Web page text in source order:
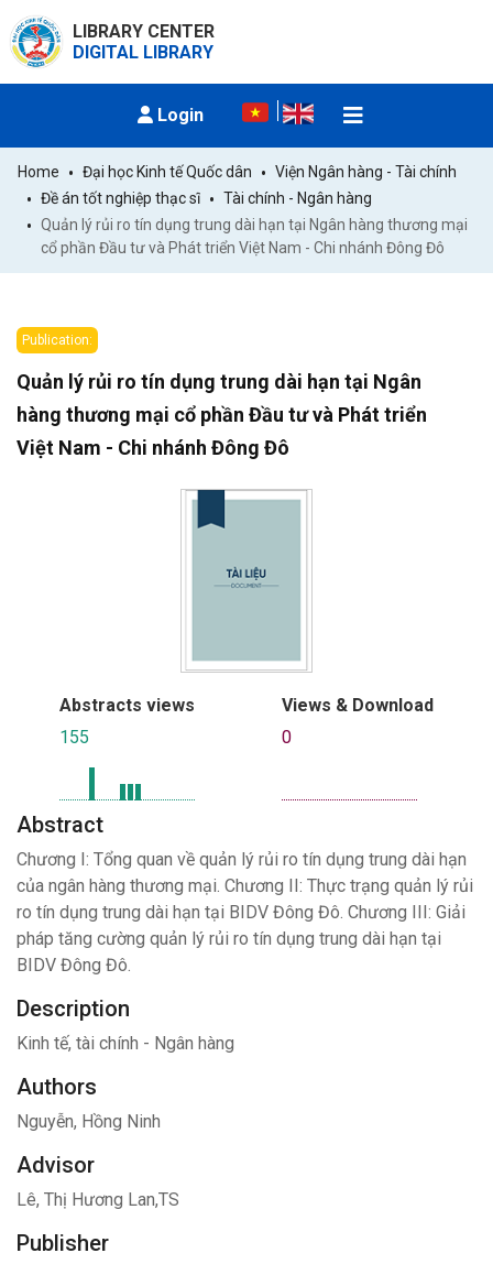
LIBRARY CENTER
DIGITAL LIBRARY
Login
Home Đại học Kinh tế Quốc dân
Viện Ngân hàng - Tài chính
Đề án tốt nghiệp thạc sĩ
Tài chính - Ngân hàng
Quản lý rủi ro tín dụng trung dài hạn tại Ngân hàng thương mại
cổ phần Đầu tư và Phát triển Việt Nam - Chi nhánh Đông Đô
Publication:
Quản lý rủi ro tín dụng trung dài hạn tại Ngân
hàng thương mại cổ phần Đầu tư và Phát triển
Việt Nam - Chi nhánh Đông Đô
Abstracts views
155
Views & Download
0
Abstract
Chương I: Tổng quan về quản lý rủi ro tín dụng trung dài hạn
của ngân hàng thương mại. Chương II: Thực trạng quản lý rủi
ro tín dụng trung dài hạn tại BIDV Đông Đô. Chương III: Giải
pháp tăng cường quản lý rủi ro tín dụng trung dài hạn tại
BIDV Đông Đô.
Description
Kinh tế, tài chính - Ngân hàng
Authors
Nguyễn, Hồng Ninh
Advisor
Lê, Thị Hương Lan,TS
Publisher